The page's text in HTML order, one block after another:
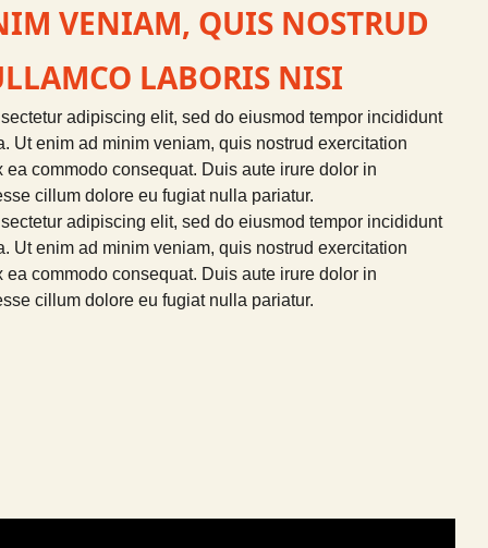
VENIAM, QUIS NOSTRUD
LABORIS NISI
adipiscing elit, sed do eiusmod tempor incididunt
Ut enim ad minim veniam, quis nostrud exercitation
commodo consequat. Duis aute irure dolor in
cillum dolore eu fugiat nulla pariatur.
adipiscing elit, sed do eiusmod tempor incididunt
Ut enim ad minim veniam, quis nostrud exercitation
commodo consequat. Duis aute irure dolor in
cillum dolore eu fugiat nulla pariatur.